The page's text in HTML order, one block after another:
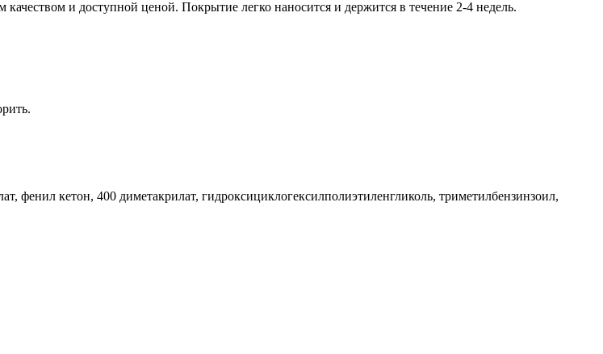
и доступной ценой. Покрытие легко наносится и держится в течение 2-4 недель.
фенил кетон, 400 диметакрилат, гидроксициклогексилполиэтиленгликоль, триметилбензинзоил,